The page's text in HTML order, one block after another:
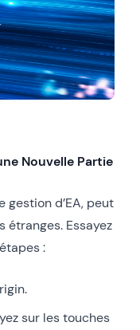
Nouvelle Partie
gestion d’EA, peut
Essayez
:
sur les touches